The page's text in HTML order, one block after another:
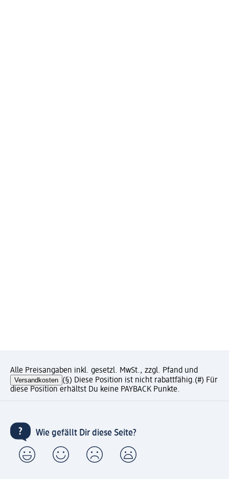
Alle Preisangaben inkl. gesetzl. MwSt., zzgl. Pfand und
Versandkosten (§) Diese Position ist nicht rabattfähig.(#) Für
diese Position erhältst Du keine PAYBACK Punkte.
Wie gefällt Dir diese Seite?